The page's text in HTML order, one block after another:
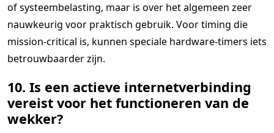
of systeembelasting, maar is over het algemeen zeer
nauwkeurig voor praktisch gebruik. Voor timing die
mission-critical is, kunnen speciale hardware-timers iets
betrouwbaarder zijn.
10. Is een actieve internetverbinding
vereist voor het functioneren van de
wekker?